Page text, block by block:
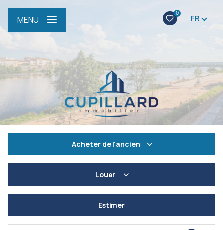
0
FR
MENU
Acheter de l'ancien
De l'immo pro
Louer
Estimer